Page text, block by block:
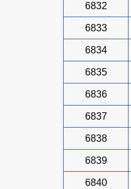
6832
6833
6834
6835
6836
6837
6838
6839
6840